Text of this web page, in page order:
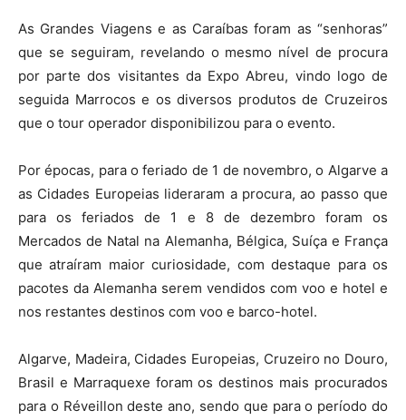
As Grandes Viagens e as Caraíbas foram as “senhoras”
que se seguiram, revelando o mesmo nível de procura
por parte dos visitantes da Expo Abreu, vindo logo de
seguida Marrocos e os diversos produtos de Cruzeiros
que o tour operador disponibilizou para o evento.
Por épocas, para o feriado de 1 de novembro, o Algarve a
as Cidades Europeias lideraram a procura, ao passo que
para os feriados de 1 e 8 de dezembro foram os
Mercados de Natal na Alemanha, Bélgica, Suíça e França
que atraíram maior curiosidade, com destaque para os
pacotes da Alemanha serem vendidos com voo e hotel e
nos restantes destinos com voo e barco-hotel.
Algarve, Madeira, Cidades Europeias, Cruzeiro no Douro,
Brasil e Marraquexe foram os destinos mais procurados
para o Réveillon deste ano, sendo que para o período do